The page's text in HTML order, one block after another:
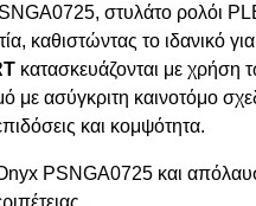
στυλάτο ρολόι
καθιστώντας το ιδανικό
κατασκευάζονται με
με ασύγκριτη καινοτόμο
και κομψότητα.
PSNGA0725 και